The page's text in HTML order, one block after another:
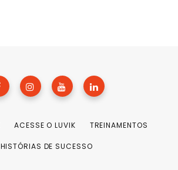
ACESSE O LUVIK TREINAMENTOS
HISTÓRIAS DE SUCESSO